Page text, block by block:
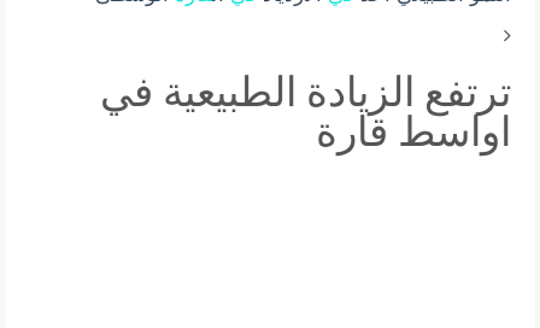
ترتفع الزيادة الطبيعية في
اواسط قارة